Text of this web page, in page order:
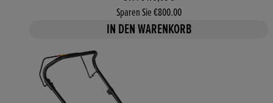
Sparen Sie €800.00
IN DEN WARENKORB